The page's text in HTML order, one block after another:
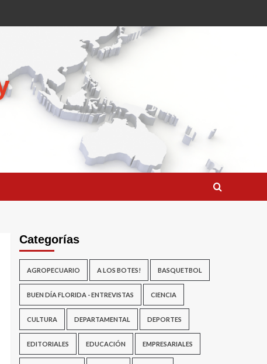
Categorías
AGROPECUARIO A LOS BOTES! BASQUETBOL
BUEN DÍA FLORIDA - ENTREVISTAS CIENCIA
CULTURA DEPARTAMENTAL DEPORTES
EDITORIALES EDUCACIÓN EMPRESARIALES